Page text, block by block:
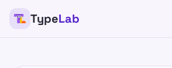
TypeLab